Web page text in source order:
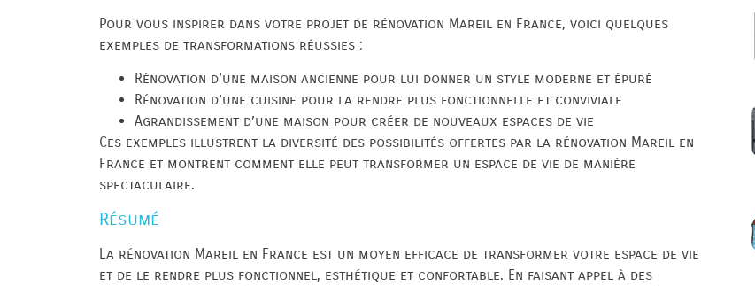
Pour vous inspirer dans votre projet de rénovation Mareil en France, voici quelques
exemples de transformations réussies :
Rénovation d’une maison ancienne pour lui donner un style moderne et épuré
Rénovation d’une cuisine pour la rendre plus fonctionnelle et conviviale
Agrandissement d’une maison pour créer de nouveaux espaces de vie
Ces exemples illustrent la diversité des possibilités offertes par la rénovation Mareil en
France et montrent comment elle peut transformer un espace de vie de manière
spectaculaire.
Résumé
La rénovation Mareil en France est un moyen efficace de transformer votre espace de vie
et de le rendre plus fonctionnel, esthétique et confortable. En faisant appel à des